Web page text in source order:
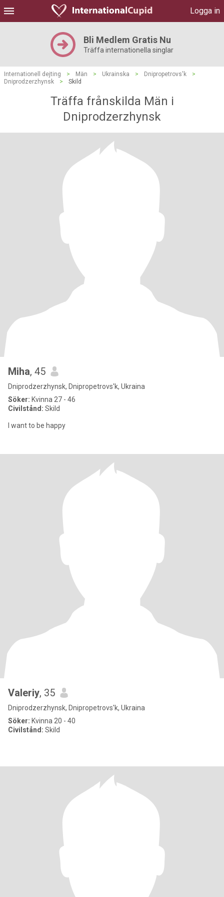
Logga in
Bli Medlem Gratis Nu
Träffa internationella singlar
Internationell dejting > Män > Ukrainska > Dnipropetrovs'k
>
Dniprodzerzhynsk
> Skild
Träffa frånskilda Män i
Dniprodzerzhynsk
Miha, 45
Dniprodzerzhynsk, Dnipropetrovs'k, Ukraina
Söker: Kvinna 27 - 46
Civilstånd: Skild
I want to be happy
Valeriy, 35
Dniprodzerzhynsk, Dnipropetrovs'k, Ukraina
Söker: Kvinna 20 - 40
Civilstånd: Skild